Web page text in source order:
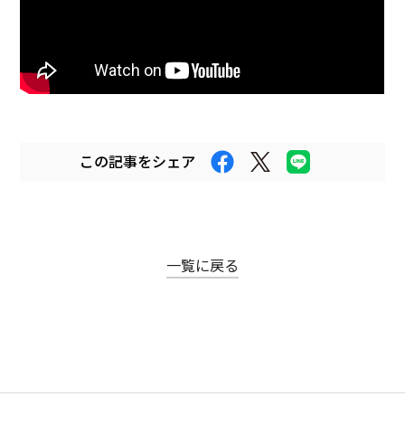
この記事をシェア
一覧に戻る
メディア・報道機関の方々へ